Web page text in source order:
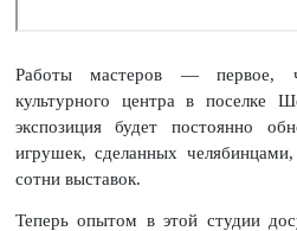
Работы мастеров — первое,
культурного центра в поселке
экспозиция будет постоянно
игрушек, сделанных
сотни выставок.
Теперь опытом в этой студии